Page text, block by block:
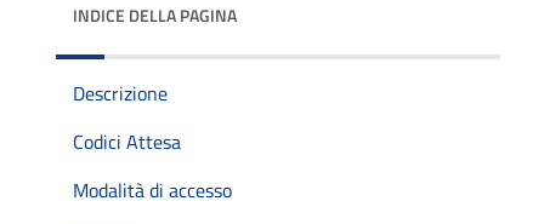
INDICE DELLA PAGINA
Descrizione
Codici Attesa
Modalità di accesso